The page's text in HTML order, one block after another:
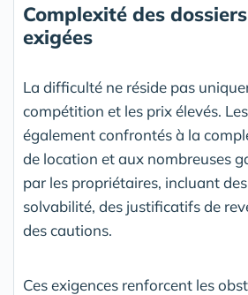
Complexité des
exigées
La difficulté ne réside pas
compétition et les prix élevés.
également confrontés à la
de location et aux nombreuses
par les propriétaires, incluant
solvabilité, des justificatifs de
des cautions.
Ces exigences renforcent les